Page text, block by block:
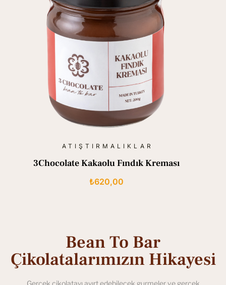
ATIŞTIRMALIKLAR
3Chocolate Kakaolu Fındık Kreması
₺620,00
Bean To Bar
Çikolatalarımızın Hikayesi
Gerçek çikolatayı ayırt edebilecek gurmeler ve gerçek